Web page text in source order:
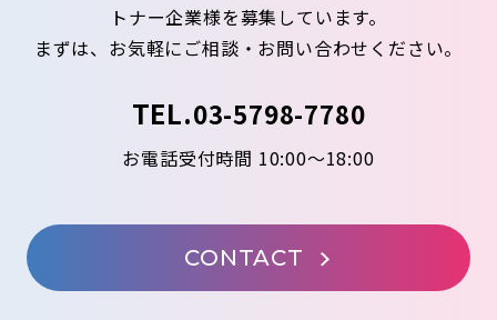
トナー企業様を募集しています。
まずは、お気軽にご相談・お問い合わせください。
TEL.03-5798-7780
お電話受付時間 10:00～18:00
CONTACT